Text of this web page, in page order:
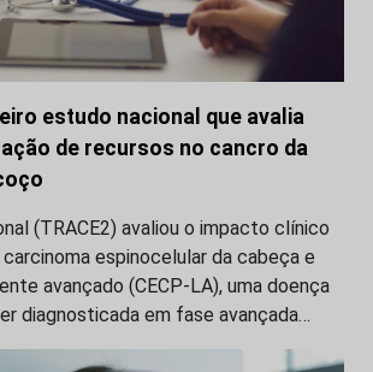
estudo nacional que avalia
de recursos no cancro da
(TRACE2) avaliou o impacto clínico
espinocelular da cabeça e
avançado (CECP-LA), uma doença
diagnosticada em fase avançada…